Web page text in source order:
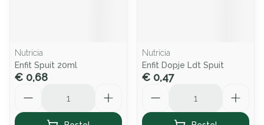
Nutricia
Enfit Spuit 20ml
€ 0,68
Nutricia
Enfit Dopje Ldt Spuit
€ 0,47